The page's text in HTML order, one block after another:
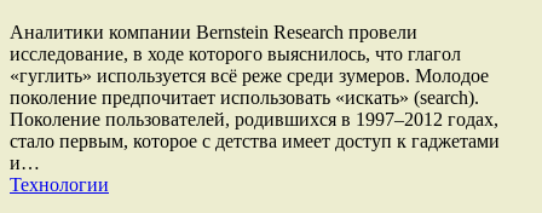
Аналитики компании Bernstein Research провели
исследование, в ходе которого выяснилось, что глагол
«гуглить» используется всё реже среди зумеров. Молодое
поколение предпочитает использовать «искать» (search).
Поколение пользователей, родившихся в 1997–2012 годах,
стало первым, которое с детства имеет доступ к гаджетами
и…
Технологии